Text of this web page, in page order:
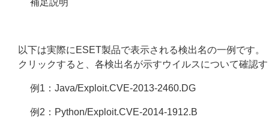
補足説明
以下は実際にESET製品で表示される検出名の一例です。
クリックすると、各検出名が示すウイルスについて確認
例1：Java/Exploit.CVE-2013-2460.DG
例2：Python/Exploit.CVE-2014-1912.B